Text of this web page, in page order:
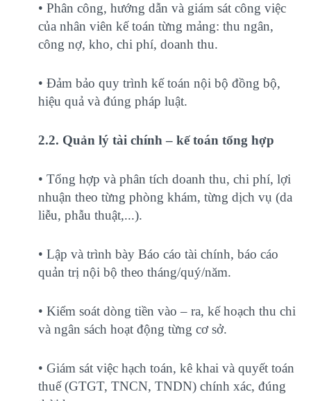
• Phân công, hướng dẫn và giám sát công việc
của nhân viên kế toán từng mảng: thu ngân,
công nợ, kho, chi phí, doanh thu.
• Đảm bảo quy trình kế toán nội bộ đồng bộ,
hiệu quả và đúng pháp luật.
2.2. Quản lý tài chính – kế toán tổng hợp
• Tổng hợp và phân tích doanh thu, chi phí, lợi
nhuận theo từng phòng khám, từng dịch vụ (da
liễu, phẫu thuật,...).
• Lập và trình bày Báo cáo tài chính, báo cáo
quản trị nội bộ theo tháng/quý/năm.
• Kiểm soát dòng tiền vào – ra, kế hoạch thu chi
và ngân sách hoạt động từng cơ sở.
• Giám sát việc hạch toán, kê khai và quyết toán
thuế (GTGT, TNCN, TNDN) chính xác, đúng